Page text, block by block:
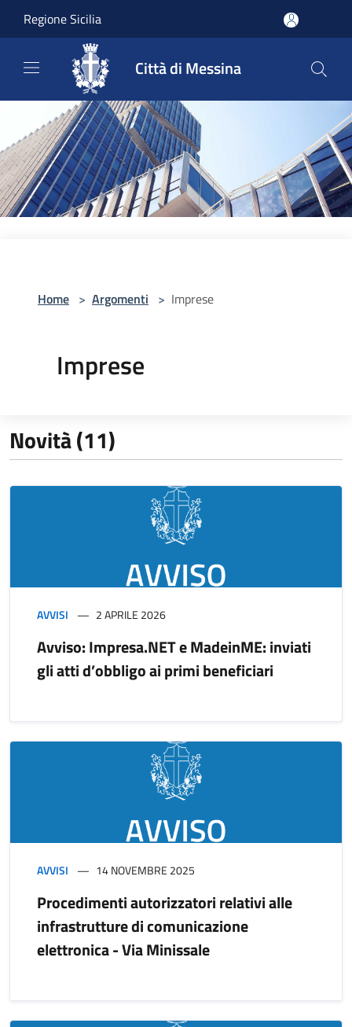
Regione Sicilia
Città di Messina
Home > Argomenti > Imprese
Imprese
Novità (11)
AVVISI 2 APRILE 2026
Avviso: Impresa.NET e MadeinME: inviati
gli atti d’obbligo ai primi beneficiari
AVVISI 14 NOVEMBRE 2025
Procedimenti autorizzatori relativi alle
infrastrutture di comunicazione
elettronica - Via Minissale